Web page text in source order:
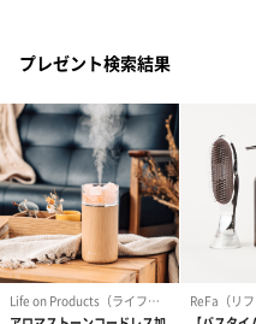
プレゼント検索結果